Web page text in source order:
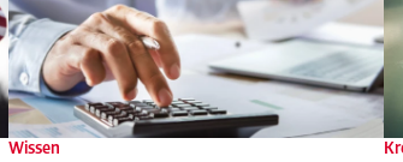
Wissen